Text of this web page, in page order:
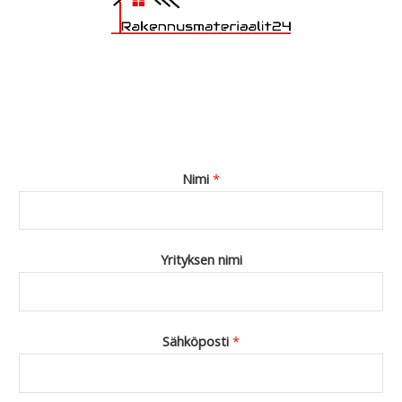
Nimi *
Yrityksen nimi
Sähköposti *